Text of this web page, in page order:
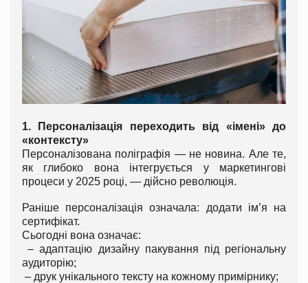
1. Персоналізація переходить від «імені» до
«контексту»
Персоналізована поліграфія — не новина. Але те,
як глибоко вона інтегрується у маркетингові
процеси у 2025 році, — дійсно революція.
Раніше персоналізація означала: додати ім’я на
сертифікат.
Сьогодні вона означає:
– адаптацію дизайну пакування під регіональну
аудиторію;
– друк унікального тексту на кожному примірнику;